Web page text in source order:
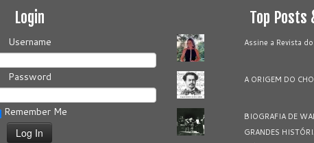
Login
Username
Password
Remember Me
Top Posts
Assine a Revista
A ORIGEM DO
BIOGRAFIA DE
GRANDES